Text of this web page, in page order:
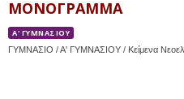
ΜΟΝΟΓΡΑΜΜΑ
Α' ΓΥΜΝΑΣΙΟΥ
ΓΥΜΝΑΣΙΟ / Α' ΓΥΜΝΑΣΙΟΥ / Κείμενα